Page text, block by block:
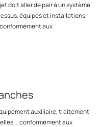
doit aller de pair à un système
équipes et installations
aux
auxiliaire, traitement
… conformément aux